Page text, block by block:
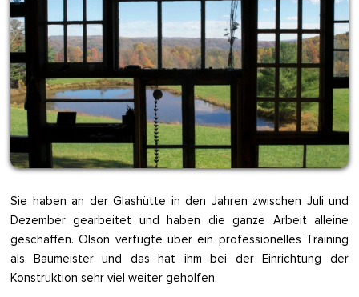
Sie haben an der Glashütte in den Jahren zwischen Juli und
Dezember gearbeitet und haben die ganze Arbeit alleine
geschaffen. Olson verfügte über ein professionelles Training
als Baumeister und das hat ihm bei der Einrichtung der
Konstruktion sehr viel weiter geholfen.